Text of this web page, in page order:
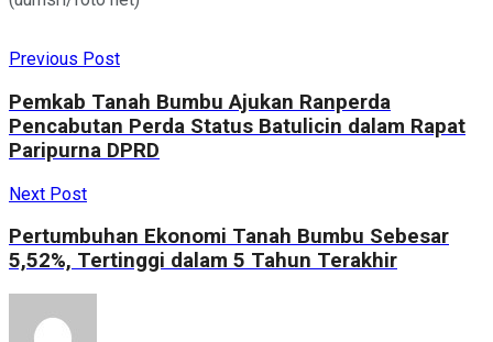
Previous Post
Pemkab Tanah Bumbu Ajukan Ranperda
Pencabutan Perda Status Batulicin dalam Rapat
Paripurna DPRD
Next Post
Pertumbuhan Ekonomi Tanah Bumbu Sebesar
5,52%, Tertinggi dalam 5 Tahun Terakhir